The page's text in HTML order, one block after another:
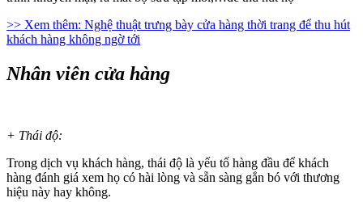
>> Xem thêm: Nghệ thuật trưng bày cửa hàng thời trang để thu hút
khách hàng không ngờ tới
Nhân viên cửa hàng
+ Thái độ:
Trong dịch vụ khách hàng, thái độ là yếu tố hàng đầu để khách
hàng đánh giá xem họ có hài lòng và sẵn sàng gắn bó với thương
hiệu này hay không.